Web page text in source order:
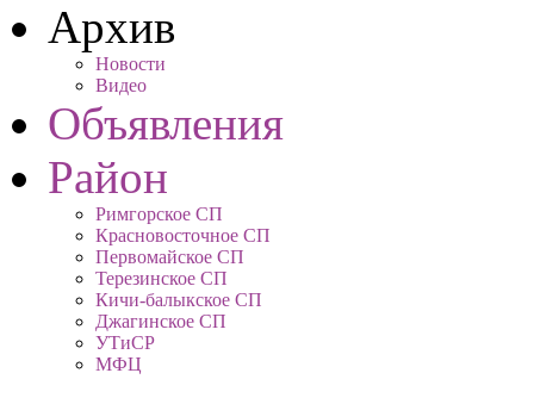
Архив
Новости
Видео
Объявления
Район
Римгорское СП
Красновосточное СП
Первомайское СП
Терезинское СП
Кичи-балыкское СП
Джагинское СП
УТиСР
МФЦ